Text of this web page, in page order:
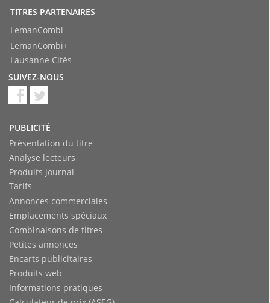
PUBLICITÉ
Présentation du titre
Analyse lecteurs
Produits journal
Tarifs
Annonces commerciales
Emplacements spéciaux
Combinaisons de titres
Petites annonces
Encarts publicitaires
Produits web
Informations pratiques
TITRES PARTENAIRES
LemanCombi
LemanCombi+
Lausanne Cités
SUIVEZ-NOUS